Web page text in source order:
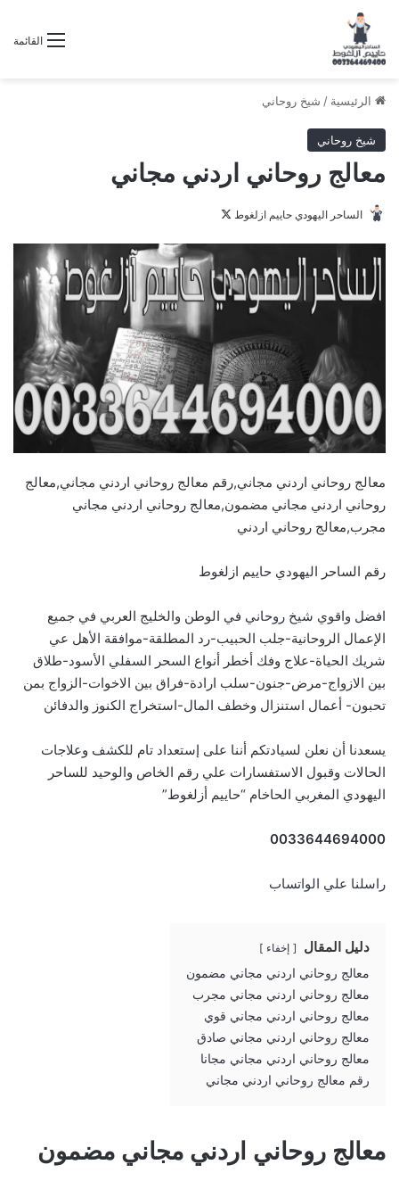
القائمة
الرئيسية / شيخ روحاني
شيخ روحاني
معالج روحاني اردني مجاني
الساحر اليهودي حاييم ازلغوط
معالج روحاني اردني مجاني,رقم معالج روحاني اردني مجاني,معالج
روحاني اردني مجاني مضمون,معالج روحاني اردني مجاني
مجرب,معالج روحاني اردني
رقم الساحر اليهودي حاييم ازلغوط
افضل واقوي شيخ روحاني في الوطن والخليج العربي في جميع
الإعمال الروحانية-جلب الحبيب-رد المطلقة-موافقة الأهل عي
شريك الحياة-علاج وفك أخطر أنواع السحر السفلي الأسود-طلاق
بين الازواج-مرض-جنون-سلب ارادة-فراق بين الاخوات-الزواج بمن
تحبون- أعمال استنزال وخطف المال-استخراج الكنوز والدفائن
يسعدنا أن نعلن لسيادتكم أننا على إستعداد تام للكشف وعلاجات
الحالات وقبول الاستفسارات علي رقم الخاص والوحيد للساحر
اليهودي المغربي الحاخام “حاييم أزلغوط”
0033644694000
راسلنا علي الواتساب
دليل المقال إخفاء
معالج روحاني اردني مجاني مضمون
معالج روحاني اردني مجاني مجرب
معالج روحاني اردني مجاني قوي
معالج روحاني اردني مجاني صادق
معالج روحاني اردني مجاني مجانا
رقم معالج روحاني اردني مجاني
معالج روحاني اردني مجاني مضمون